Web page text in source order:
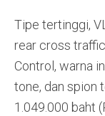
Tipe tertinggi,
rear cross
Control, warna
tone, dan spion
1.049.000 baht